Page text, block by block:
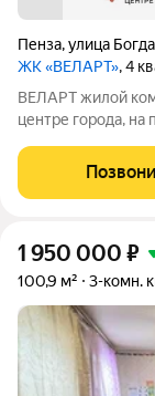
Пенза,улица
ЖК «ВЕЛАРТ», 4
ВЕЛАРТ жилой
центре города, на
своей архитектурой Клинкерная плитка и композитные
1 950 000 ₽
100,9 м² 3-комн.